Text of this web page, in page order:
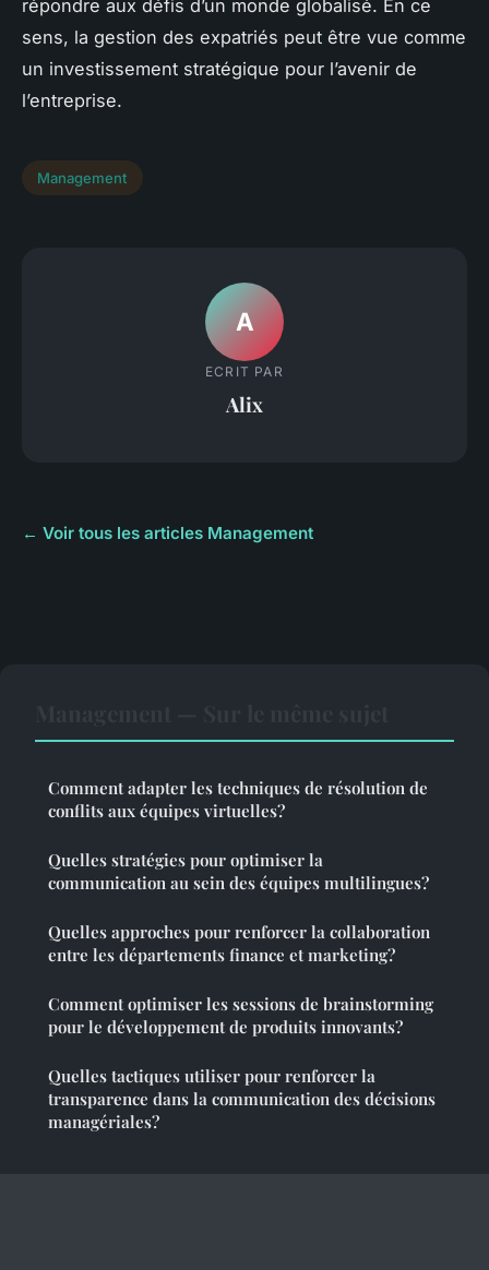
répondre aux défis d’un monde globalisé. En ce
sens, la gestion des expatriés peut être vue comme
un investissement stratégique pour l’avenir de
l’entreprise.
Management
A
ECRIT PAR
Alix
← Voir tous les articles Management
Comment adapter les techniques de résolution de
conflits aux équipes virtuelles?
Quelles stratégies pour optimiser la
communication au sein des équipes multilingues?
Quelles approches pour renforcer la collaboration
entre les départements finance et marketing?
Comment optimiser les sessions de brainstorming
pour le développement de produits innovants?
Quelles tactiques utiliser pour renforcer la
transparence dans la communication des décisions
managériales?